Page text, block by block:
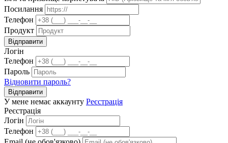
Посилання
Телефон
Продукт
Відправити
Логін
Телефон
Пароль
Відновити пароль?
Відправити
У мене немає аккаунту Реєстрація
Реєстрація
Логін
Телефон